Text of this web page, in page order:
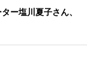
ー塩川夏子さん、